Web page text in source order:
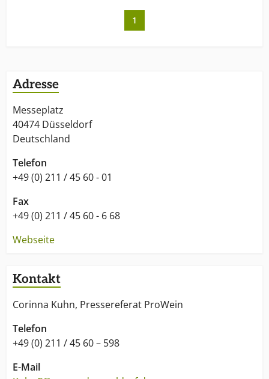
1
Adresse
Messeplatz
40474 Düsseldorf
Deutschland
Telefon
+49 (0) 211 / 45 60 - 01
Fax
+49 (0) 211 / 45 60 - 6 68
Webseite
Kontakt
Corinna Kuhn, Pressereferat ProWein
Telefon
+49 (0) 211 / 45 60 – 598
E-Mail